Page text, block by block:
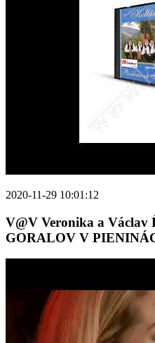
2020-11-29 10:01:12
V@V Veronika a
GORALOV V